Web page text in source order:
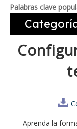
Palabras clave
Aprenda la